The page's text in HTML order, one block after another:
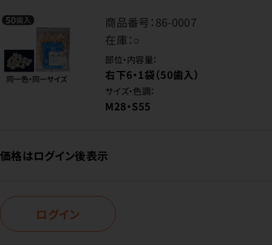
商品番号：86-0007
在庫：○
部位・内容量：
右下6・1袋（50歯入）
サイズ・色調：
M28・S55
価格はログイン後表示
ログイン